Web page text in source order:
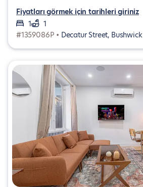
Fiyatları görmek için tarihleri giriniz
1
1
#1359086P • Decatur Street, Bushwick